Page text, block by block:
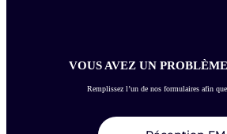
VOUS AVEZ UN
Remplissez l’un de nos formulaires afin